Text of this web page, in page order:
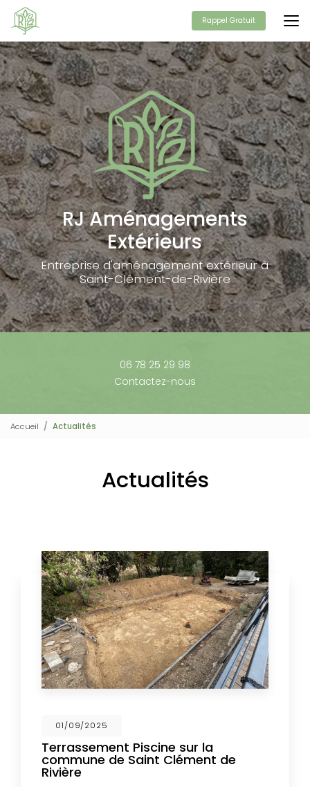
Aller
contenu
principal
Rappel Gratuit
RJ Aménagements
Extérieurs
Entreprise d'aménagement extérieur à
Saint-Clément-de-Rivière
06 78 25 29 98
Contactez-nous
Accueil Actualités
Actualités
01/09/2025
Terrassement Piscine sur la
commune de Saint Clément de
Rivière